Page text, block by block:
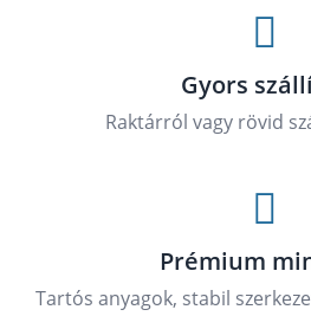

Gyors
Raktárról vagy rövid

Prémium
Tartós anyagok, stabil